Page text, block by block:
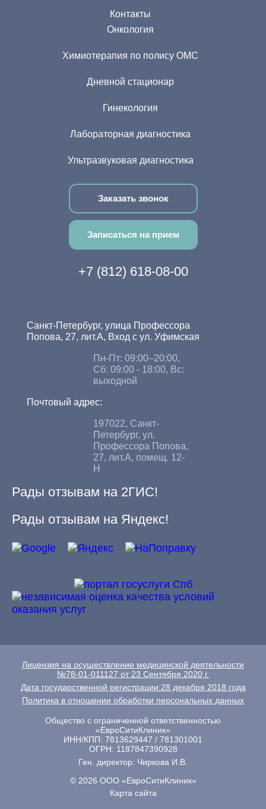
Контакты
Онкология
Химиотерапия по полису ОМС
Дневной стационар
Гинекология
Лабораторная диагностика
Ультразвуковая диагностика
Заказать звонок
Записаться на прием
+7 (812) 618-08-00
Санкт-Петербург, улица Профессора
Попова, 27, лит.А, Вход с ул. Уфимская
Пн-Пт: 09:00–20:00,
Сб: 09:00 - 18:00, Вс:
выходной
Почтовый адрес:
197022, Санкт-
Петербург, ул.
Профессора Попова,
27, лит.А, помещ. 12-
Н
Рады отзывам на 2ГИС!
Рады отзывам на Яндекс!
Лицензия на осуществление медицинской деятельности
№78-01-011127 от 23 Сентября 2020 г.
Дата государственной регистрации:28 декабря 2018 года
Политика в отношении обработки персональных данных
Общество с ограниченной ответственностью
«ЕвроСитиКлиник»
ИНН/КПП: 7813629447 / 781301001
ОГРН: 1187847390928
Ген. директор: Чиркова И.В.
© 2026 ООО «ЕвроСитиКлиник»
Карта сайта